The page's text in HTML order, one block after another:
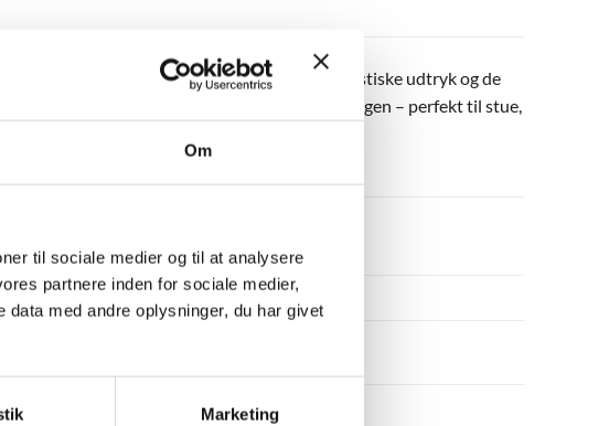
Om
til sociale medier og til at analysere
partnere inden for sociale medier,
med andre oplysninger, du har givet
Marketing
blomster på en blå baggrund. Det minimalistiske udtryk og de
ro, friskhed og et strejf af japansk poesi til væggen – perfekt til stue,